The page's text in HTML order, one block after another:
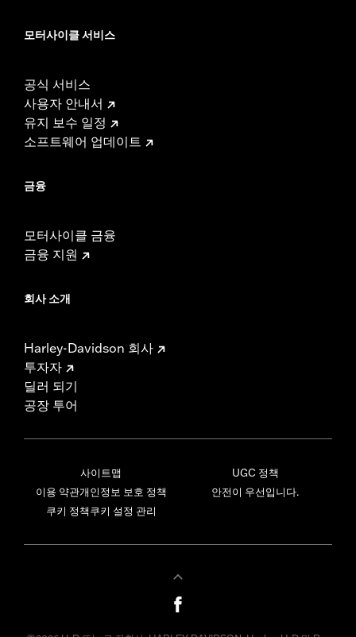
모터사이클 서비스
공식 서비스
사용자 안내서
유지 보수 일정
소프트웨어 업데이트
금융
모터사이클 금융
금융 지원
회사 소개
Harley-Davidson 회사
투자자
딜러 되기
공장 투어
사이트맵
이용 약관개인정보 보호 정책
쿠키 정책쿠키 설정 관리
UGC 정책
안전이 우선입니다.